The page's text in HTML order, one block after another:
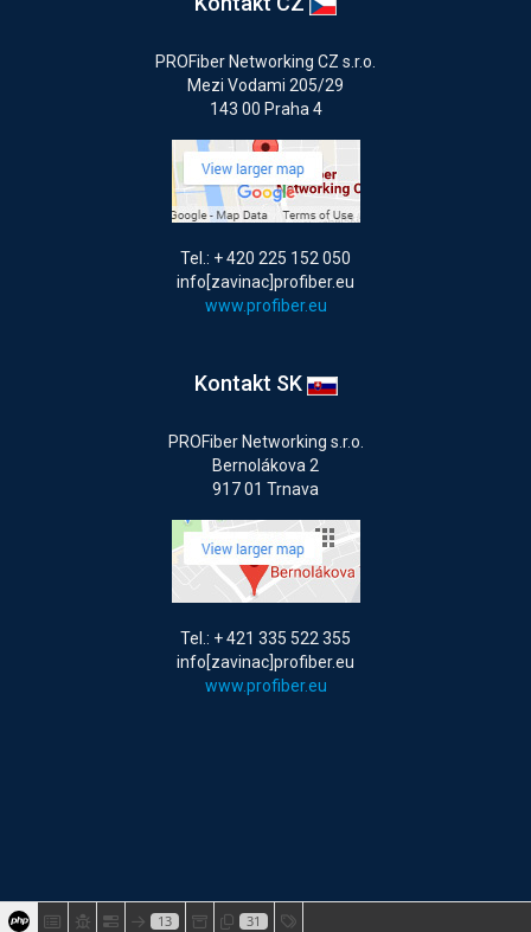
PROFiber Networking CZ s.r.o.
Mezi Vodami 205/29
143 00 Praha 4
Tel.: + 420 225 152 050
info[zavinac]profiber.eu
www.profiber.eu
Kontakt SK
PROFiber Networking s.r.o.
Bernolákova 2
917 01 Trnava
Tel.: + 421 335 522 355
info[zavinac]profiber.eu
www.profiber.eu
13 31